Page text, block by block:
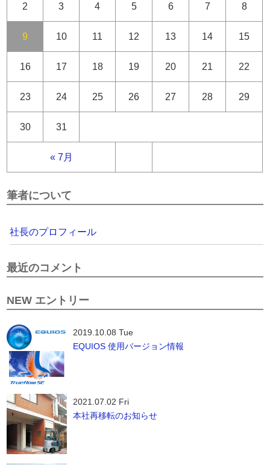
« 7月
2 3 4 5 6 7 8
9 10 11 12 13 14 15
16 17 18 19 20 21 22
23 24 25 26 27 28 29
30 31
筆者について
社長のプロフィール
最近のコメント
NEW エントリー
2019.10.08 Tue
EQUIOS 使用バージョン情報
2021.07.02 Fri
本社再移転のお知らせ